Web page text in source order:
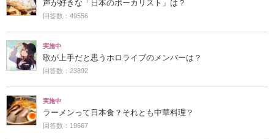
声が好きな「日本のボーカリスト」は？
回答数：49556
実施中
歌が上手だと思うホロライブのメンバーは？
回答数：23892
実施中
ラーメンって日本食？それとも中華料理？
回答数：19667